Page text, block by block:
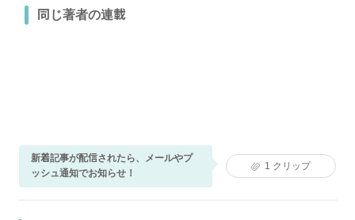
同じ著者の連載
新着記事が配信されたら、メールやプ
ッシュ通知でお知らせ！
1 クリップ